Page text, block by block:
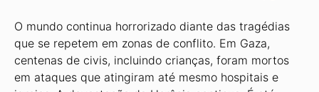
O mundo continua horrorizado diante das tragédias
que se repetem em zonas de conflito. Em Gaza,
centenas de civis, incluindo crianças, foram mortos
em ataques que atingiram até mesmo hospitais e